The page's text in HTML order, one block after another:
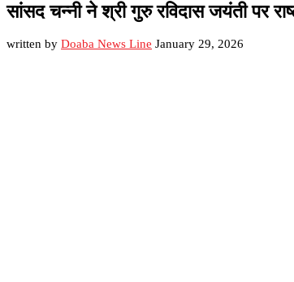
सांसद चन्नी ने श्री गुरु रविदास जयंती पर
written by Doaba News Line January 29, 2026